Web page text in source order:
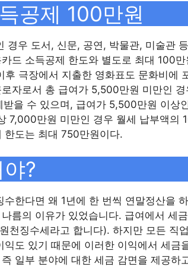
공제 100만원
경우 도서, 신문, 공연, 박물관, 미술관
드 소득공제 한도와 별도로 최대 100
후 극장에서 지출한 영화표도 문화비에
자로서 총 급여가 5,500만원 미만인
받을 수 있으며, 급여가 5,500만원 이상
7,000만원 미만인 경우 월세 납부액의
한도는 최대 750만원이다.
?
한다면 왜 1년에 한 번씩 연말정산을
름의 이유가 있었습니다. 급여에서 세
천징수세라고 합니다). 하지만 모든 직
익도 있기 때문에 이러한 이익에서 세금
일부 분야에 대한 세금 감면을 제공하